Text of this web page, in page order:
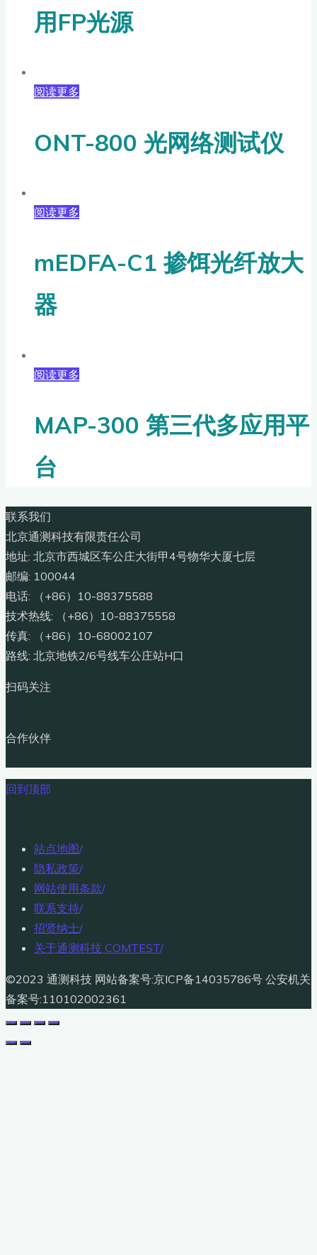
用FP光源
阅读更多
ONT-800 光网络测试仪
阅读更多
mEDFA-C1 掺饵光纤放大
器
阅读更多
MAP-300 第三代多应用平
台
联系我们
北京通测科技有限责任公司
地址: 北京市西城区车公庄大街甲4号物华大厦七层
邮编: 100044
电话: （+86）10-88375588
技术热线: （+86）10-88375558
传真: （+86）10-68002107
路线: 北京地铁2/6号线车公庄站H口
扫码关注
合作伙伴
回到顶部
站点地图/
隐私政策/
网站使用条款/
联系支持/
招贤纳士/
关于通测科技 COMTEST/
©2023 通测科技 网站备案号:京ICP备14035786号 公安机关
备案号:110102002361